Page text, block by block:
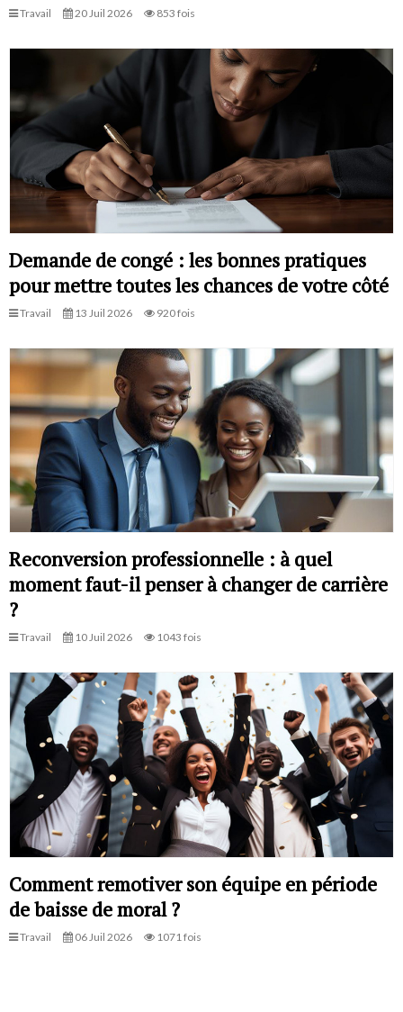
Travail 20 Juil 2026 853 fois
Demande de congé : les bonnes pratiques
pour mettre toutes les chances de votre côté
Travail 13 Juil 2026 920 fois
Reconversion professionnelle : à quel
moment faut-il penser à changer de carrière
?
Travail 10 Juil 2026 1043 fois
Comment remotiver son équipe en période
de baisse de moral ?
Travail 06 Juil 2026 1071 fois